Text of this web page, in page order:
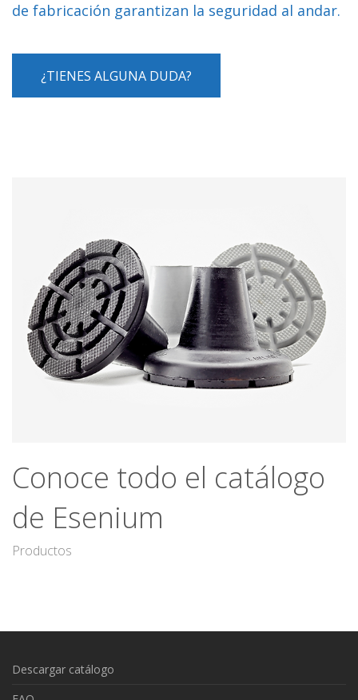
de fabricación garantizan la seguridad al andar.
¿TIENES ALGUNA DUDA?
Conoce todo el catálogo
de Esenium
Productos
Descargar catálogo